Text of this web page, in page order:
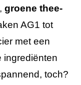
, groene thee-
AG1 tot
met een
ingrediënten
toch?